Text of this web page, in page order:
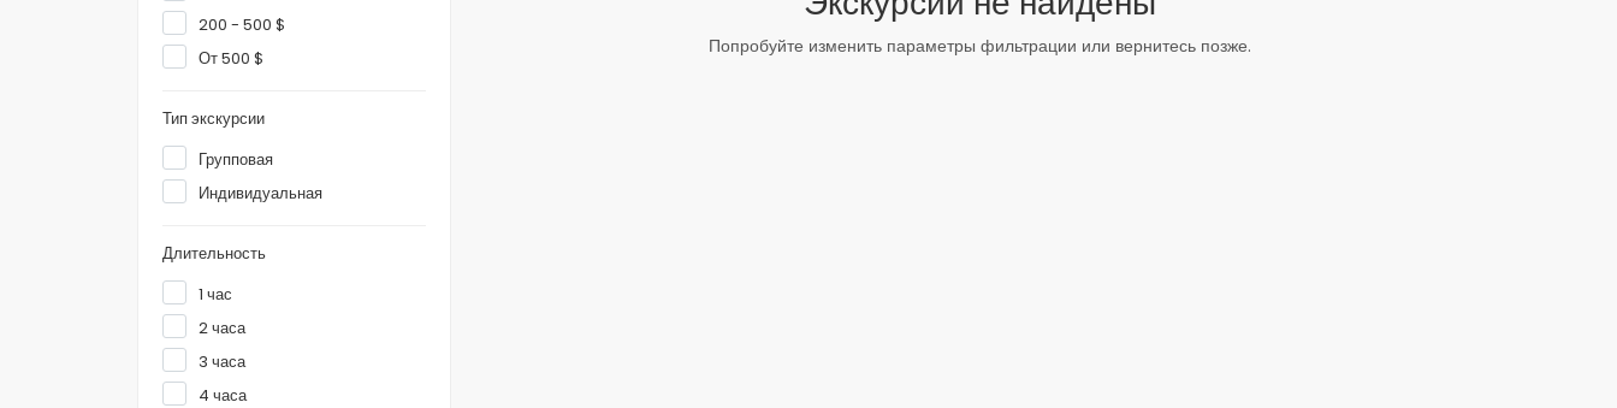
200 - 500 $
От 500 $
Тип экскурсии
Групповая
Индивидуальная
Длительность
1 час
2 часа
3 часа
4 часа
Попробуйте изменить параметры фильтрации или вернитесь позже.